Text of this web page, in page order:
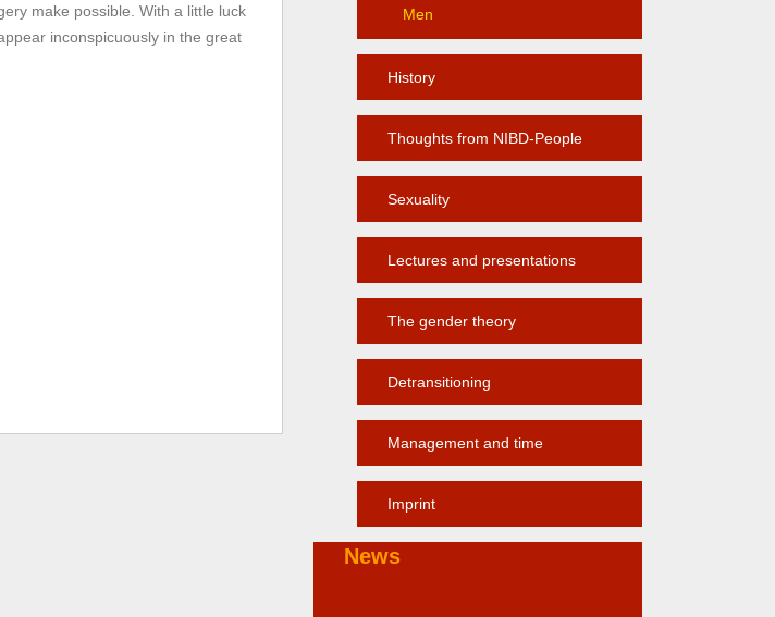
make possible. With a little luck
inconspicuously in the great
Men
History
Thoughts from NIBD-People
Sexuality
Lectures and presentations
The gender theory
Detransitioning
Management and time
Imprint
News